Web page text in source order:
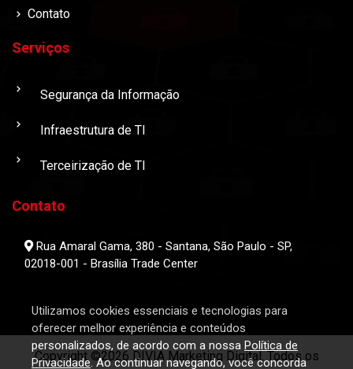
Contato
Serviços
Segurança da Informação
Infraestrutura de TI
Terceirização de TI
Contato
Rua Amaral Gama, 380 - Santana, São Paulo - SP,
02018-001 - Brasília Trade Center
Copyright ©2026 DIVIA Marketing Digital. Todos os
Utilizamos cookies essenciais e tecnologias para
oferecer melhor experiência e conteúdos
personalizados, de acordo com a nossa Política de
Privacidade. Ao continuar navegando, você concorda